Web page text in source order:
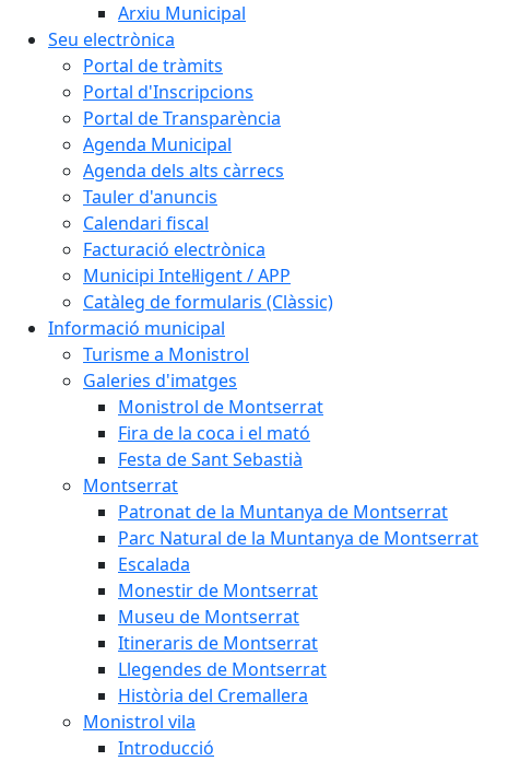
Arxiu Municipal
Seu electrònica
Portal de tràmits
Portal d'Inscripcions
Portal de Transparència
Agenda Municipal
Agenda dels alts càrrecs
Tauler d'anuncis
Calendari fiscal
Facturació electrònica
Municipi Intel·ligent / APP
Catàleg de formularis (Clàssic)
Informació municipal
Turisme a Monistrol
Galeries d'imatges
Monistrol de Montserrat
Fira de la coca i el mató
Festa de Sant Sebastià
Montserrat
Patronat de la Muntanya de Montserrat
Parc Natural de la Muntanya de Montserrat
Escalada
Monestir de Montserrat
Museu de Montserrat
Itineraris de Montserrat
Llegendes de Montserrat
Història del Cremallera
Monistrol vila
Introducció